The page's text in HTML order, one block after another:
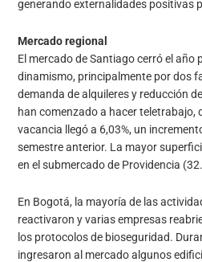
generando externalidades positivas
Mercado regional
El mercado de Santiago cerró el año
dinamismo, principalmente por dos
demanda de alquileres y reducción
han comenzado a hacer teletrabajo,
vacancia llegó a 6,03%, un
semestre anterior. La mayor
en el submercado de Providencia
En Bogotá, la mayoría de las
reactivaron y varias empresas
los protocolos de bioseguridad.
ingresaron al mercado algunos